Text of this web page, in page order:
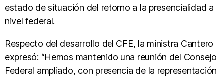
estado de situación del retorno a la presencialidad a
nivel federal.
Respecto del desarrollo del CFE, la ministra Cantero
expresó: “Hemos mantenido una reunión del Consejo
Federal ampliado, con presencia de la representación